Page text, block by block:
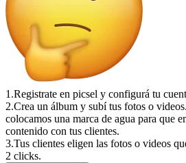
1.Registrate en picsel y configurá tu
2.Crea un álbum y subí tus fotos o
colocamos una marca de agua para que
contenido con tus clientes.
3.Tus clientes eligen las fotos o videos
2 clicks.